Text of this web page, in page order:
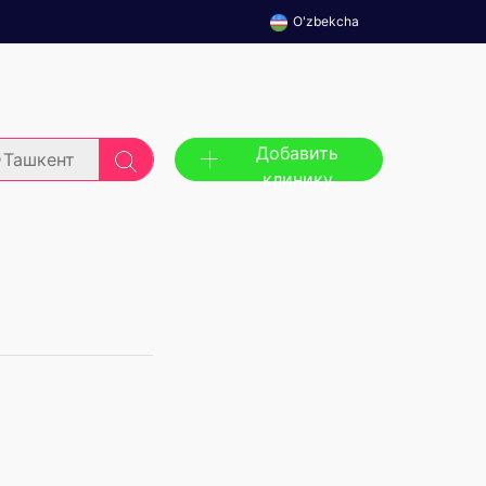
O'zbekcha
Ташкент
Добавить
клинику